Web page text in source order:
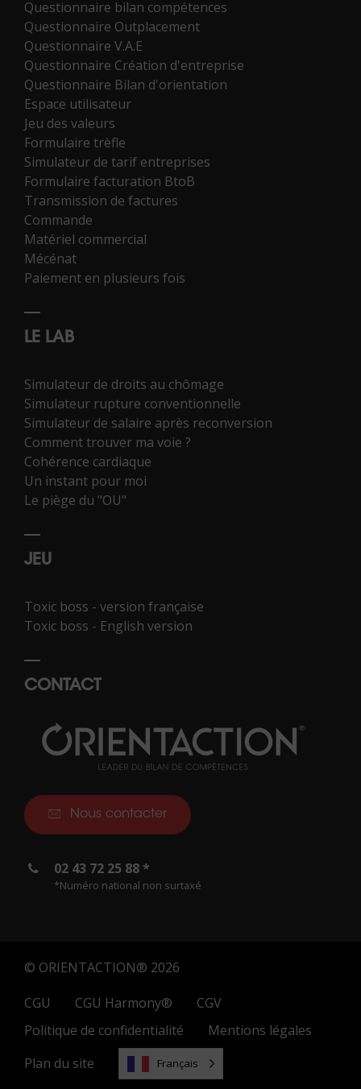
Questionnaire bilan compétences
Questionnaire Outplacement
Questionnaire V.A.E
Questionnaire Création d'entreprise
Questionnaire Bilan d'orientation
Espace utilisateur
Jeu des valeurs
Formulaire trèfle
Simulateur de tarif entreprises
Formulaire facturation BtoB
Transmission de factures
Commande
Matériel commercial
Mécénat
Paiement en plusieurs fois
LE LAB
Simulateur de droits au chômage
Simulateur rupture conventionnelle
Simulateur de salaire après reconversion
Comment trouver ma voie ?
Cohérence cardiaque
Un instant pour moi
Le piège du "OU"
JEU
Toxic boss - version française
Toxic boss - English version
CONTACT
Nous contacter
02 43 72 25 88 *
*Numéro national non surtaxé
© ORIENTACTION® 2026
CGU
CGU Harmony®
CGV
Politique de confidentialité
Mentions légales
Plan du site
Français